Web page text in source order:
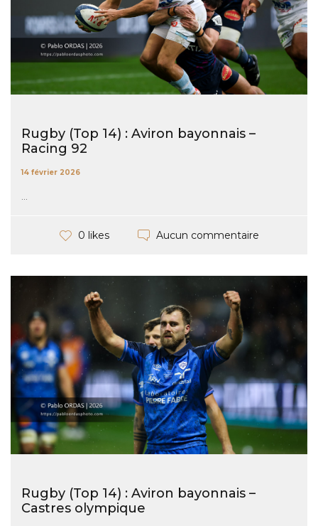
Rugby (Top 14) : Aviron bayonnais –
Racing 92
14 février 2026
...
0 likes Aucun commentaire
Rugby (Top 14) : Aviron bayonnais –
Castres olympique